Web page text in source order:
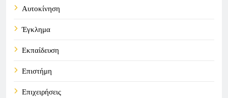
Αυτοκίνηση
Έγκλημα
Εκπαίδευση
Επιστήμη
Επιχειρήσεις